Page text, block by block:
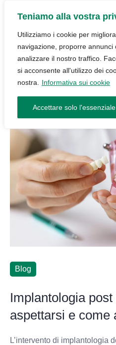
Teniamo alla vostra
Utilizziamo i cookie per
navigazione, proporre
analizzare il nostro traffico.
si acconsente all'utilizzo dei
nostra.
Informativa sui cookie
Accettare solo l'essenziale
Blog
Implantologia
aspettarsi e come
L’intervento di implantologia